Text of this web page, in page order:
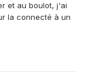
et au boulot, j'ai
la connecté à un